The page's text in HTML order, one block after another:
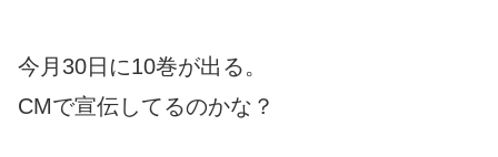
今月30日に10巻が出る。
CMで宣伝してるのかな？